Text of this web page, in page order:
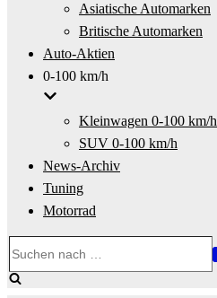
Asiatische Automarken
Britische Automarken
Auto-Aktien
0-100 km/h
Kleinwagen 0-100 km/h
SUV 0-100 km/h
News-Archiv
Tuning
Motorrad
nach …